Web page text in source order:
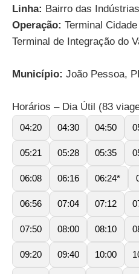
Linha: Bairro das
Operação: Terminal
Terminal de Integração do
Município: João Pessoa,
Horários – Dia Útil (83
04:20 04:30 04:50
05:21 05:28 05:35
06:08 06:16 06:24*
06:56 07:04 07:12
07:50 08:00 08:10
09:20 09:40 10:00